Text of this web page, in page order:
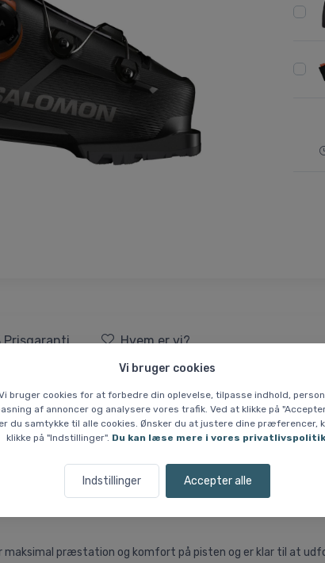
Vi bruger cookies
bruger cookies for at forbedre din oplevelse, tilpasse indhold,
af annoncer og analysere vores trafik. Ved at klikke på
du samtykke til alle cookies. Ønsker du at justere dine præferencer,
klikke på "Indstillinger". Du kan læse mere i vores
Indstillinger Accepter alle
Prisgaranti Hvem er vi?
GW, skistøvler, herre, sort
af pasform og præstation, der udfordrer den
dig god kontrol på pisterne.
sikrer komfortabelt fit omkring foden og gør det nemt at
Støvlens gode pasform vil sammen med et flex på 110
maksimal præstation og komfort på pisten og er klar til at